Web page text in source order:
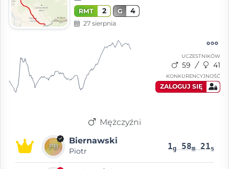
RMT 2 G 4
27 sierpnia
UCZESTNIKÓW
59 41
KONKURENCYJNOŚĆ
ZALOGUJ SIĘ
Mężczyźni
Biernawski
Piotr 1g 58m 21s